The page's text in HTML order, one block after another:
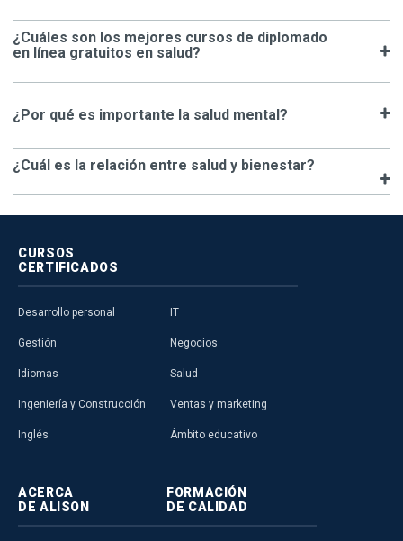
¿Cuáles son los mejores cursos de diplomado
en línea gratuitos en salud?
¿Por qué es importante la salud mental?
¿Cuál es la relación entre salud y bienestar?
CURSOS
CERTIFICADOS
Desarrollo personal
Gestión
Idiomas
Ingeniería y Construcción
Inglés
IT
Negocios
Salud
Ventas y marketing
Ámbito educativo
ACERCA
DE ALISON
FORMACIÓN
DE CALIDAD